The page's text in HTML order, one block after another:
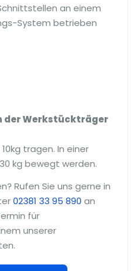
an einem
System betrieben
der Werkstückträger
tragen. In einer
kg bewegt werden.
Rufen Sie uns gerne in
02381 33 95 890 an
für
unserer